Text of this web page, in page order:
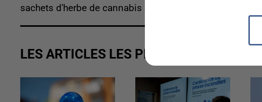
sachets d'herbe de cannabis et d'ecstasy.
LES ARTICLES LES PLUS VUS